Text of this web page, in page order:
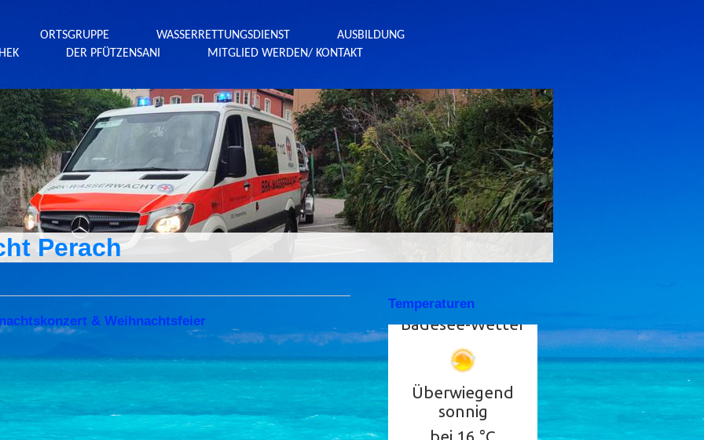
ORTSGRUPPE WASSERRETTUNGSDIENST
AUSBILDUNG
DER PFÜTZENSANI MITGLIED WERDEN/ KONTAKT
Perach
& Weihnachtsfeier
Temperaturen